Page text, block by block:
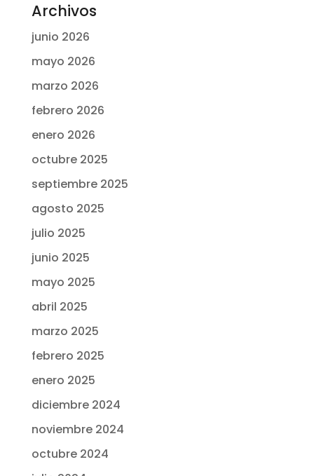
Archivos
junio 2026
mayo 2026
marzo 2026
febrero 2026
enero 2026
octubre 2025
septiembre 2025
agosto 2025
julio 2025
junio 2025
mayo 2025
abril 2025
marzo 2025
febrero 2025
enero 2025
diciembre 2024
noviembre 2024
octubre 2024